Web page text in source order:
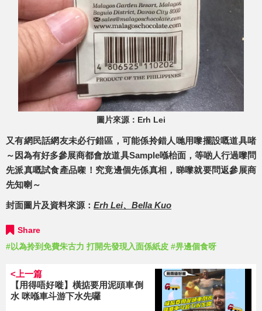
圖片來源：Erh Lei
又有網民話網友未必行錯區，可能係拎錯人哋用嚟擺設嘅道具啫
～因為有好多參展商都會放道具Sample喺枱面，等啲人行過嚟問
先派真嘅試食產品㗎！究竟邊個先係真相，睇嚟就要問返參展商
先知喇～
封面圖片及資料來源： Erh Lei、Bella Kuo​
Share
#以為拎到免費朱古力 打開先發現入面係紙皮 #畀邊個食呀
<上一篇
【用得唔好嘥】橫掂要用泥頭車倒
水 咪喺車斗游下水先囉